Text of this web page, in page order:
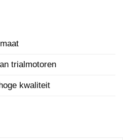
trialmotoren
kwaliteit